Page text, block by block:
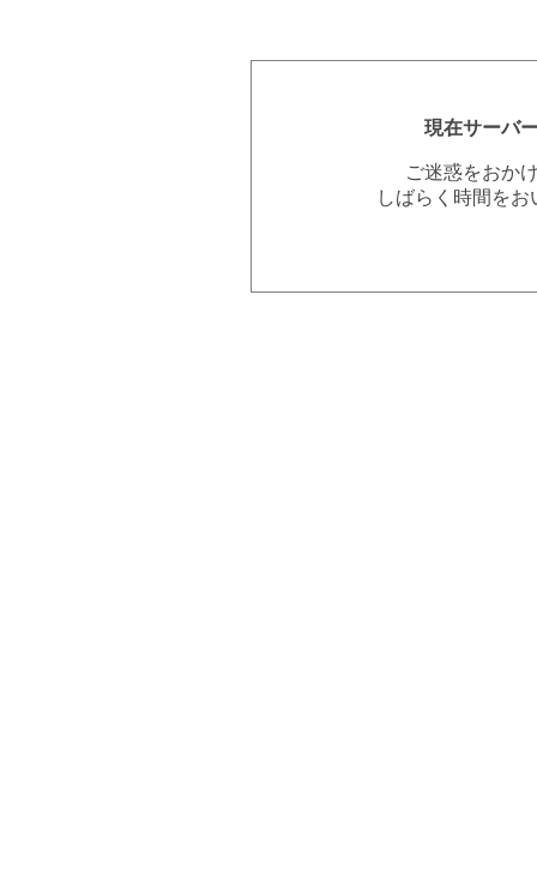
現在サーバ
ご迷惑をおか
しばらく時間を